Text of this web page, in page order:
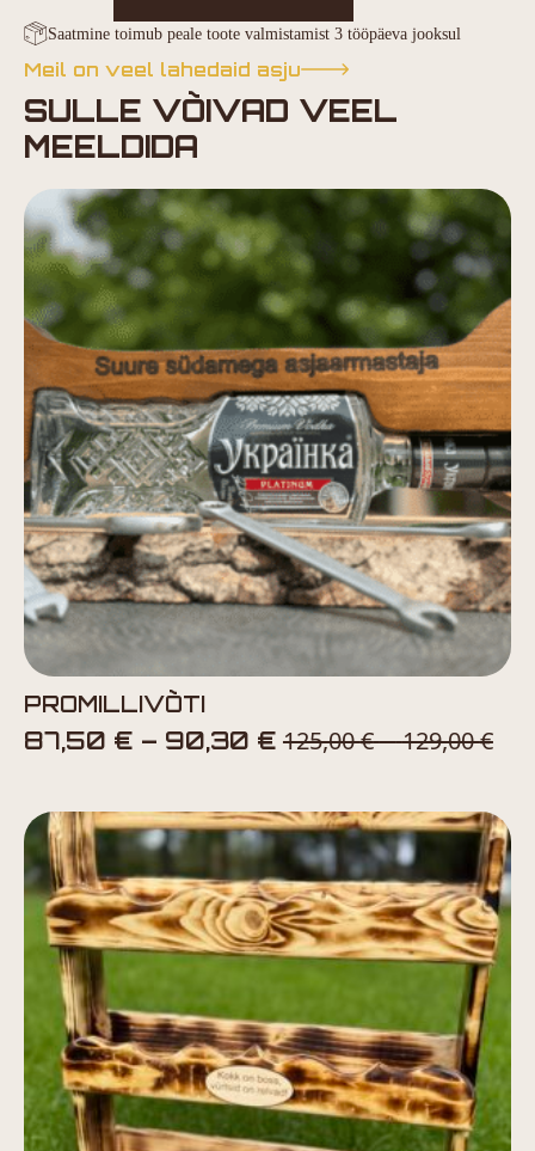
Saatmine toimub peale toote valmistamist 3 tööpäeva jooksul
Meil on veel lahedaid asju
SULLE VÕIVAD VEEL
MEELDIDA
PROMILLIVÕTI
125,00€ – 129,00€
87,50 € – 90,30 € Price
through
90,30 €